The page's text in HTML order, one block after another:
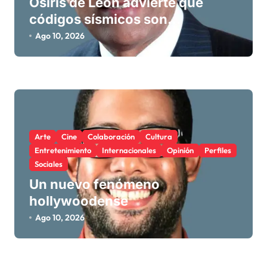
a
s
códigos sísmicos son
insuficientes si se ignora la
respuesta dinámica del suelo
Ago 10, 2026
Arte Cine Colaboración
Cultura
Entretenimiento
Internacionales Opinión
Perfiles
Sociales
Un nuevo fenómeno
hollywoodense
Ago 10, 2026